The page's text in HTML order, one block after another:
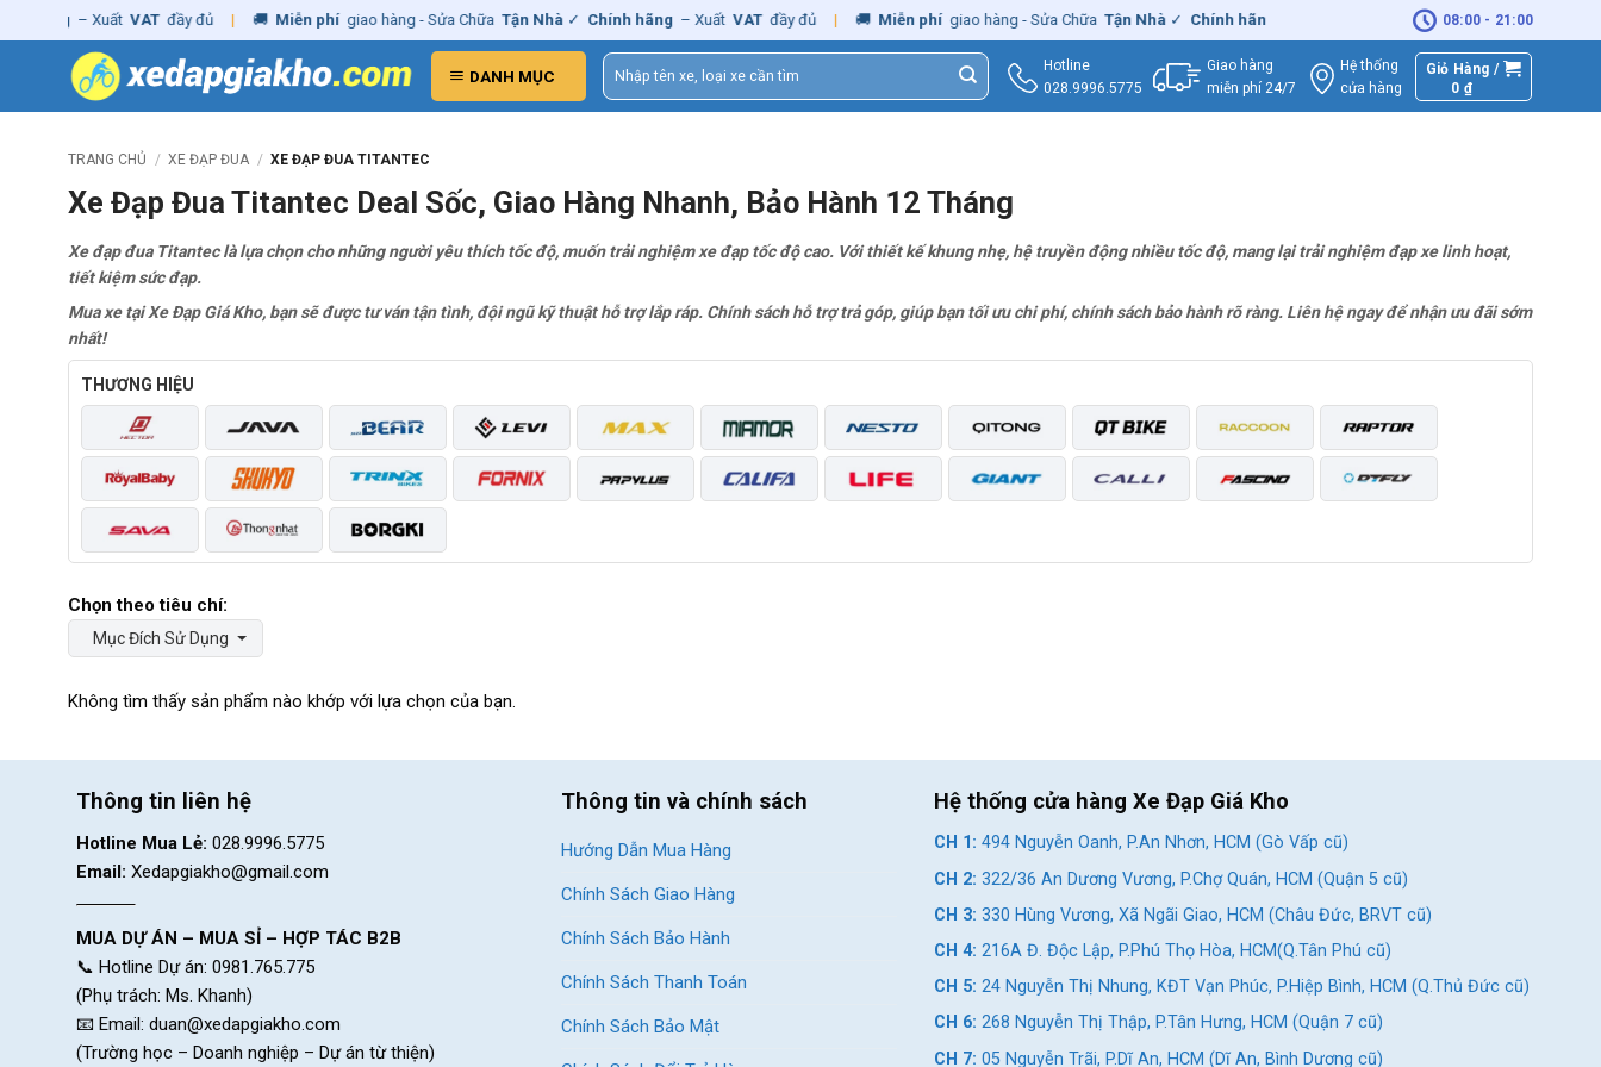
to
– Xuất VAT đầy đủ 🚚 Miễn phí giao hàng - Sửa Chữa Tận Nhà ✓ Chính hãng – Xuất VAT đầy đủ 🚚 Miễn phí giao hàng - Sửa Chữa Tận Nhà ✓ Chính hãng | 🚚 Miễn phí
08:00 - 21:00
DANH MỤC
Tìm
kiếm:
Hotline
028.9996.5775
Giao hàng
miễn phí 24/7
Hệ thống
cửa hàng
Giỏ Hàng /
0₫
TRANG CHỦ / XE ĐẠP ĐUA / XE ĐẠP ĐUA TITANTEC
Xe Đạp Đua Titantec Deal Sốc, Giao Hàng Nhanh, Bảo Hành 12 Tháng
Xe đạp đua Titantec là lựa chọn cho những người yêu thích tốc độ, muốn trải nghiệm xe đạp tốc độ cao. Với thiết kế khung nhẹ, hệ truyền động nhiều tốc độ, mang lại trải nghiệm đạp xe linh hoạt,
tiết kiệm sức đạp.
Mua xe tại Xe Đạp Giá Kho, bạn sẽ được tư ván tận tình, đội ngũ kỹ thuật hỗ trợ lắp ráp. Chính sách hỗ trợ trả góp, giúp bạn tối ưu chi phí, chính sách bảo hành rõ ràng. Liên hệ ngay để nhận ưu đãi sớm
nhất!
THƯƠNG HIỆU
Mục Đích Sử Dụng
Không tìm thấy sản phẩm nào khớp với lựa chọn của bạn.
Thông tin liên hệ
Hotline Mua Lẻ: 028.9996.5775
Email: Xedapgiakho@gmail.com
MUA DỰ ÁN – MUA SỈ – HỢP TÁC B2B
📞 Hotline Dự án: 0981.765.775
(Phụ trách: Ms. Khanh)
📧 Email: duan@xedapgiakho.com
(Trường học – Doanh nghiệp – Dự án từ thiện)
Thông tin và chính sách
Hướng Dẫn Mua Hàng
Chính Sách Giao Hàng
Chính Sách Bảo Hành
Chính Sách Thanh Toán
Chính Sách Bảo Mật
Hệ thống cửa hàng Xe Đạp Giá Kho
CH 1: 494 Nguyễn Oanh, P.An Nhơn, HCM (Gò Vấp cũ)
CH 2: 322/36 An Dương Vương, P.Chợ Quán, HCM (Quận 5 cũ)
CH 3: 330 Hùng Vương, Xã Ngãi Giao, HCM (Châu Đức, BRVT cũ)
CH 4: 216A Đ. Độc Lập, P.Phú Thọ Hòa, HCM(Q.Tân Phú cũ)
CH 5: 24 Nguyễn Thị Nhung, KĐT Vạn Phúc, P.Hiệp Bình, HCM (Q.Thủ Đức cũ)
CH 6: 268 Nguyễn Thị Thập, P.Tân Hưng, HCM (Quận 7 cũ)
CH 7: 05 Nguyễn Trãi, P.Dĩ An, HCM (Dĩ An, Bình Dương cũ)